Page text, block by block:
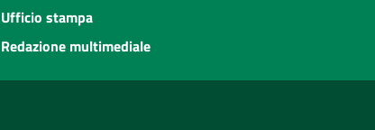
Ufficio stampa
Redazione multimediale